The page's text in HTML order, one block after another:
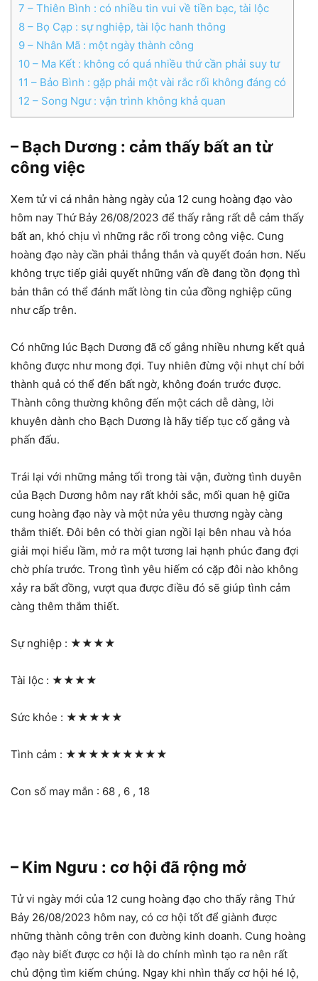
7 – Thiên Bình : có nhiều tin vui về tiền bạc, tài lộc
8 – Bọ Cạp : sự nghiệp, tài lộc hanh thông
9 – Nhân Mã : một ngày thành công
10 – Ma Kết : không có quá nhiều thứ cần phải suy tư
11 – Bảo Bình : gặp phải một vài rắc rối không đáng có
12 – Song Ngư : vận trình không khả quan
– Bạch Dương : cảm thấy bất an từ
công việc
Xem tử vi cá nhân hàng ngày của 12 cung hoàng đạo vào
hôm nay Thứ Bảy 26/08/2023 để thấy rằng rất dễ cảm thấy
bất an, khó chịu vì những rắc rối trong công việc. Cung
hoàng đạo này cần phải thẳng thắn và quyết đoán hơn. Nếu
không trực tiếp giải quyết những vấn đề đang tồn đọng thì
bản thân có thể đánh mất lòng tin của đồng nghiệp cũng
như cấp trên.
Có những lúc Bạch Dương đã cố gắng nhiều nhưng kết quả
không được như mong đợi. Tuy nhiên đừng vội nhụt chí bởi
thành quả có thể đến bất ngờ, không đoán trước được.
Thành công thường không đến một cách dễ dàng, lời
khuyên dành cho Bạch Dương là hãy tiếp tục cố gắng và
phấn đấu.
Trái lại với những mảng tối trong tài vận, đường tình duyên
của Bạch Dương hôm nay rất khởi sắc, mối quan hệ giữa
cung hoàng đạo này và một nửa yêu thương ngày càng
thắm thiết. Đôi bên có thời gian ngồi lại bên nhau và hóa
giải mọi hiểu lầm, mở ra một tương lai hạnh phúc đang đợi
chờ phía trước. Trong tình yêu hiếm có cặp đôi nào không
xảy ra bất đồng, vượt qua được điều đó sẽ giúp tình cảm
càng thêm thắm thiết.
Sự nghiệp : ★★★★
Tài lộc : ★★★★
Sức khỏe : ★★★★★
Tình cảm : ★★★★★★★★★
Con số may mắn : 68 , 6 , 18
– Kim Ngưu : cơ hội đã rộng mở
Tử vi ngày mới của 12 cung hoàng đạo cho thấy rằng Thứ
Bảy 26/08/2023 hôm nay, có cơ hội tốt để giành được
những thành công trên con đường kinh doanh. Cung hoàng
đạo này biết được cơ hội là do chính mình tạo ra nên rất
chủ động tìm kiếm chúng. Ngay khi nhìn thấy cơ hội hé lộ,